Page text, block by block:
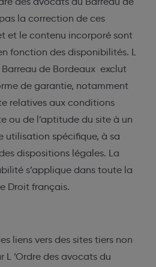
la correction de ces
et le contenu incorporé sont
fonction des disponibilités. L
Barreau de Bordeaux exclut
de garantie, notamment
relatives aux conditions
ou de l’aptitude du site à un
utilisation spécifique, à sa
dispositions légales. La
s’applique dans toute la
Droit français.
liens vers des sites tiers non
’Ordre des avocats du